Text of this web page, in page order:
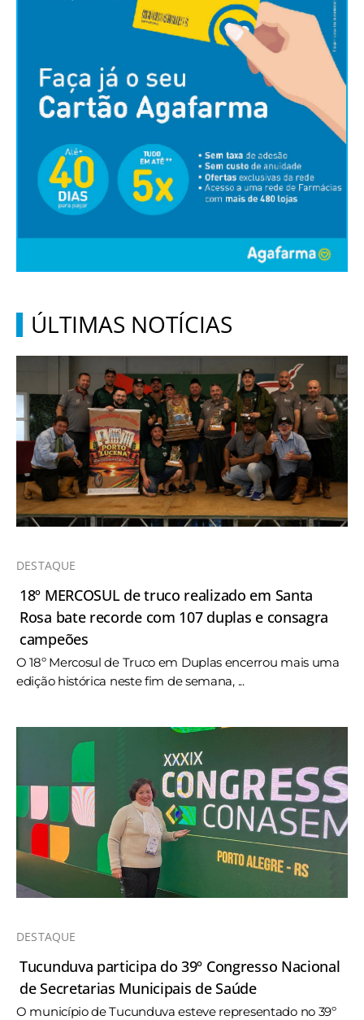
ÚLTIMAS NOTÍCIAS
DESTAQUE
18º MERCOSUL de truco realizado em Santa
Rosa bate recorde com 107 duplas e consagra
campeões
O 18º Mercosul de Truco em Duplas encerrou mais uma
edição histórica neste fim de semana, ...
DESTAQUE
Tucunduva participa do 39º Congresso Nacional
de Secretarias Municipais de Saúde
O município de Tucunduva esteve representado no 39º